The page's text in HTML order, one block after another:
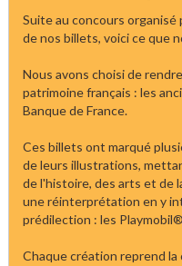
Suite au concours organisé
de nos billets, voici ce que
Nous avons choisi de
patrimoine français : les
Banque de France.
Ces billets ont marqué
de leurs illustrations,
de l'histoire, des arts et de
une réinterprétation en y
prédilection : les
Chaque création reprend